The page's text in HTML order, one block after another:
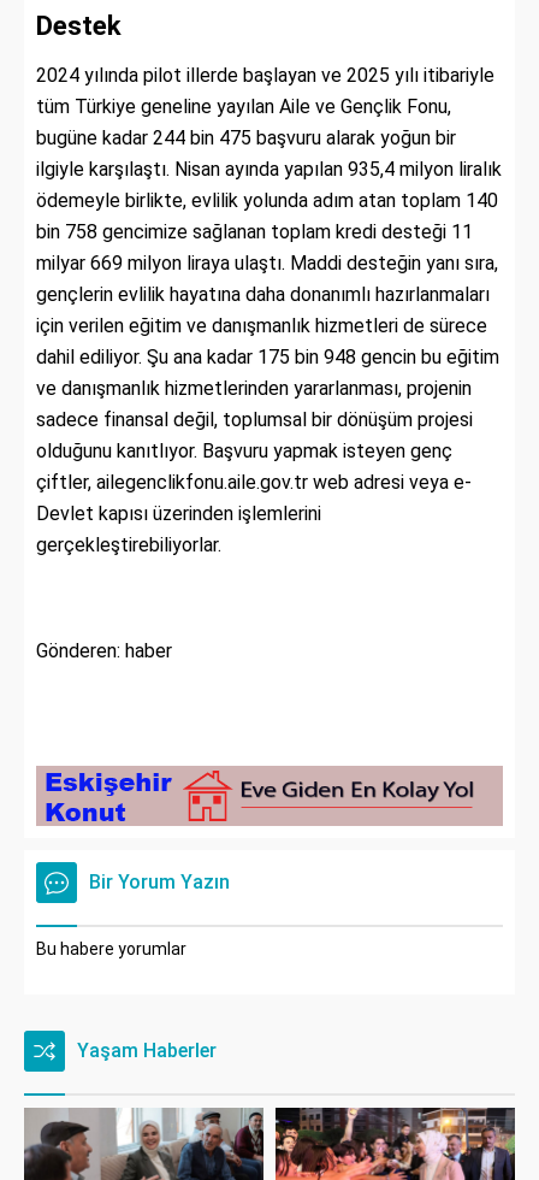
Destek
2024 yılında pilot illerde başlayan ve 2025 yılı itibariyle
tüm Türkiye geneline yayılan Aile ve Gençlik Fonu,
bugüne kadar 244 bin 475 başvuru alarak yoğun bir
ilgiyle karşılaştı. Nisan ayında yapılan 935,4 milyon liralık
ödemeyle birlikte, evlilik yolunda adım atan toplam 140
bin 758 gencimize sağlanan toplam kredi desteği 11
milyar 669 milyon liraya ulaştı. Maddi desteğin yanı sıra,
gençlerin evlilik hayatına daha donanımlı hazırlanmaları
için verilen eğitim ve danışmanlık hizmetleri de sürece
dahil ediliyor. Şu ana kadar 175 bin 948 gencin bu eğitim
ve danışmanlık hizmetlerinden yararlanması, projenin
sadece finansal değil, toplumsal bir dönüşüm projesi
olduğunu kanıtlıyor. Başvuru yapmak isteyen genç
çiftler, ailegenclikfonu.aile.gov.tr web adresi veya e-
Devlet kapısı üzerinden işlemlerini
gerçekleştirebiliyorlar.
Gönderen: haber
Bir Yorum Yazın
Bu habere yorumlar
Yaşam Haberler